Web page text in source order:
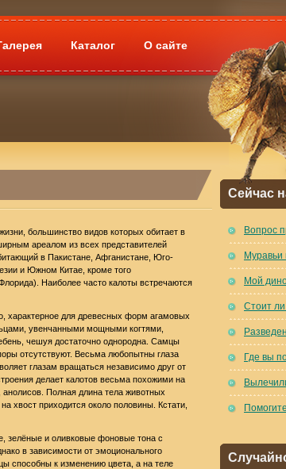
Каталог О сайте
большинство видов которых обитает в
ареалом из всех представителей
в Пакистане, Афганистане, Юго-
и Южном Китае, кроме того
Наиболее часто калоты встречаются
характерное для древесных форм агамовых
увенчанными мощными когтями,
чешуя достаточно однородна. Самцы
отсутствуют. Весьма любопытны глаза
глазам вращаться независимо друг от
делает калотов весьма похожими на
Полная длина тела животных
хвост приходится около половины. Кстати,
зелёные и оливковые фоновые тона с
в зависимости от эмоционального
способны к изменению цвета, а на теле
Сейчас
Вопрос
Муравьи
Мой
Стоит
Где вы